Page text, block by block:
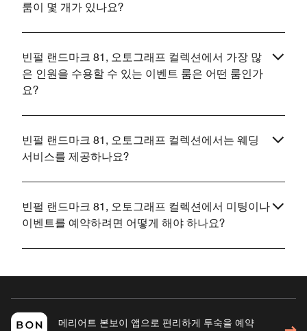
룸이 몇 개가 있나요?
빈펄 랜드마크 81, 오토그래프 컬렉션에서 가장 많
은 인원을 수용할 수 있는 이벤트 룸은 어떤 룸인가
요?
빈펄 랜드마크 81, 오토그래프 컬렉션에서는 웨딩
서비스를 제공하나요?
빈펄 랜드마크 81, 오토그래프 컬렉션에서 미팅이나
이벤트를 예약하려면 어떻게 해야 하나요?
메리어트 본보이 앱으로 편리하게 투숙을 예약